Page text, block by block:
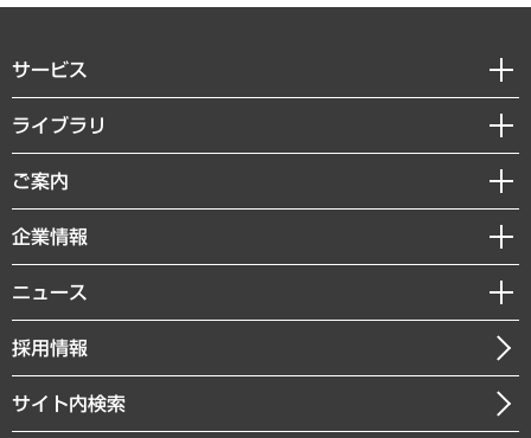
サービス
経営戦略
組織・人事戦略
デジタルイノベーション
共生・ダイバーシティ
GRC（ガバナンス・リスク・コンプライアンス）・防災（政策）
経済・産業・雇用・労働
ライブラリ
経済調査
レポート
コラム
経営用語集
受託・受注実績（官公庁関連）
メディア掲載・出演
ご案内
セミナー・イベント情報
MUFGビジネスセミナー
受託案件情報
企業情報
私たちの想い
社長メッセージ
会社概要
ニュース
ニュースリリース
お知らせ
採用情報
サイト内検索